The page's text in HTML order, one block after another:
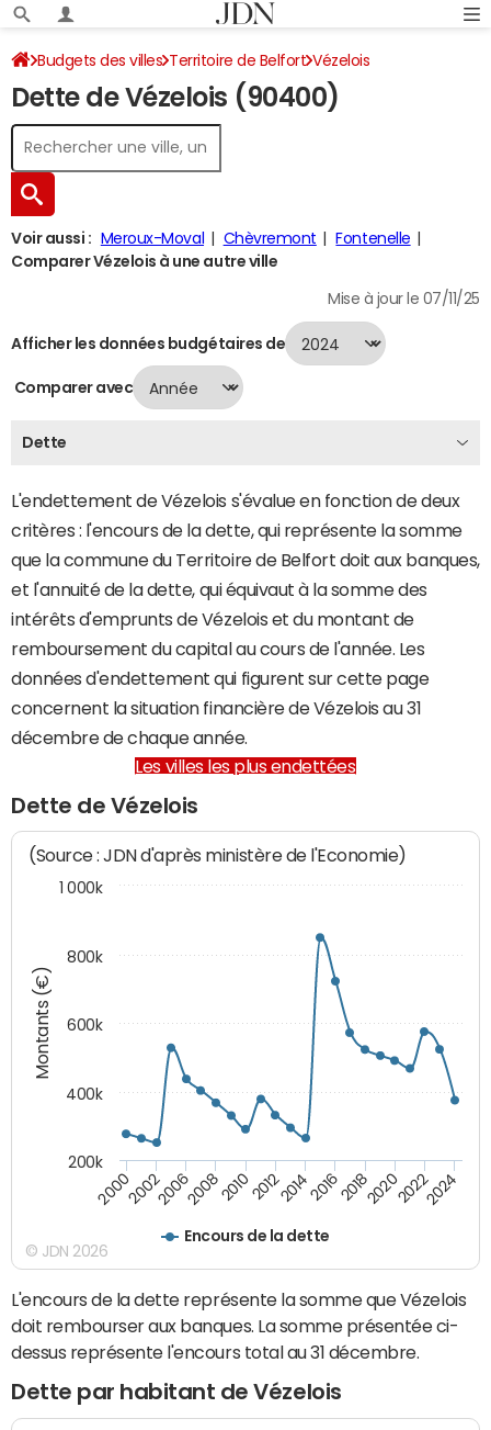
Budgets des villes Territoire de Belfort Vézelois
Dette au 31/12/2024
Dette de Vézelois (90400)
Voir aussi : Meroux-Moval Chèvremont
Fontenelle
Comparer Vézelois à une autre ville
Mise à jour le 07/11/25
Afficher les données budgétaires de
Comparer avec
Dette
L'endettement de Vézelois s'évalue en fonction de deux
critères : l'encours de la dette, qui représente la somme
que la commune du Territoire de Belfort doit aux banques,
et l'annuité de la dette, qui équivaut à la somme des
intérêts d'emprunts de Vézelois et du montant de
remboursement du capital au cours de l'année. Les
données d'endettement qui figurent sur cette page
concernent la situation financière de Vézelois au 31
décembre de chaque année.
Les villes les plus endettées
Dette de Vézelois
Montants (€)
(Source : JDN d'après ministère de l'Economie)
Encours de la dette
200020022006200820102012201420162018202020222024
200k
400k
600k
800k
1 000k
© JDN 2026
L'encours de la dette représente la somme que Vézelois
doit rembourser aux banques. La somme présentée ci-
dessus représente l'encours total au 31 décembre.
Dette par habitant de Vézelois